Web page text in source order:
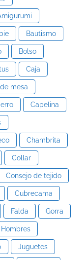
Bautismo
Bolso
Caja
mesa
Capelina
Chambrita
Collar
Consejo de tejido
Cubrecama
Falda Gorra
Hombres
Juguetes